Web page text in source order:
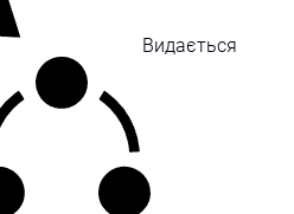
Видається